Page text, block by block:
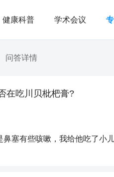
健康科普 学术会议
问答详情
在吃川贝枇杷膏?
塞有些咳嗽，我给他吃了小